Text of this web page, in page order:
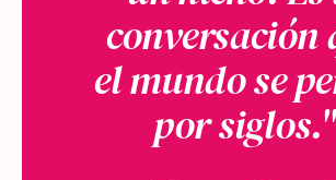
conversación
el mundo se
por siglos."